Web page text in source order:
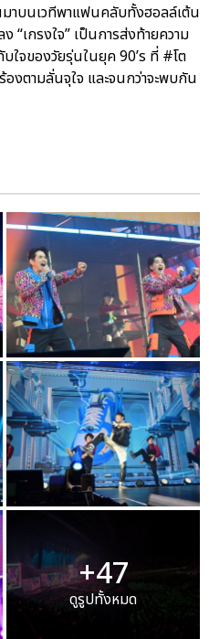
บนเวทีพาแฟนคลับทั้งฮอลล์เต้น
“เกรงใจ” เป็นการส่งท้ายความ
ใจของวัยรุ่นในยุค 90’s ที่ #โต
งตามลั่นจุใจ และจนกว่าจะพบกัน
+47
ดูรูปทั้งหมด